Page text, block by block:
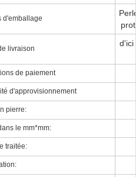
d'emballage
livraison
d'ici
de paiement
d'approvisionnement
pierre:
le mm*mm:
traitée: